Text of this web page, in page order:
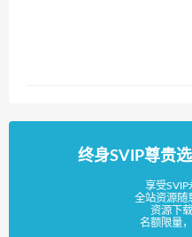
终身SVIP尊贵
享受SVIP
全站资源随
资源下
名额限量